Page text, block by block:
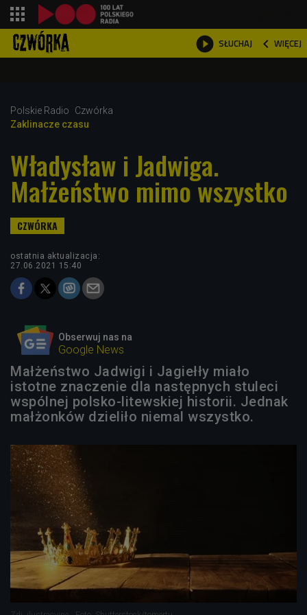
 SŁUCHAJ  WIĘCEJ

Polskie Radio
Czwórka
Zaklinacze czasu
Władysław i Jadwiga.
Małżeństwo mimo wszystko
ostatnia aktualizacja:
27.06.2021 15:40
Obserwuj nas na
Google News
Małżeństwo Jadwigi i Jagiełły miało
istotne znaczenie dla następnych stuleci
wspólnej polsko-litewskiej historii. Jednak
małżonków dzieliło niemal wszystko.